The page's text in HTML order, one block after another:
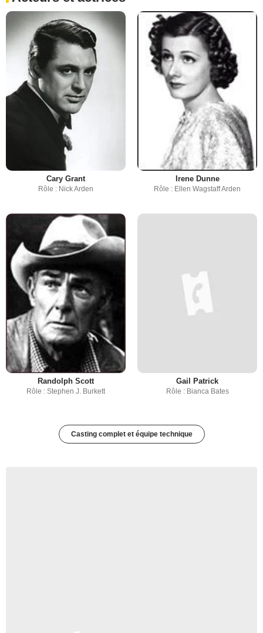
Cary Grant
Rôle : Nick Arden
Irene Dunne
Rôle : Ellen Wagstaff Arden
Randolph Scott
Rôle : Stephen J. Burkett
Gail Patrick
Rôle : Bianca Bates
Casting complet et équipe technique